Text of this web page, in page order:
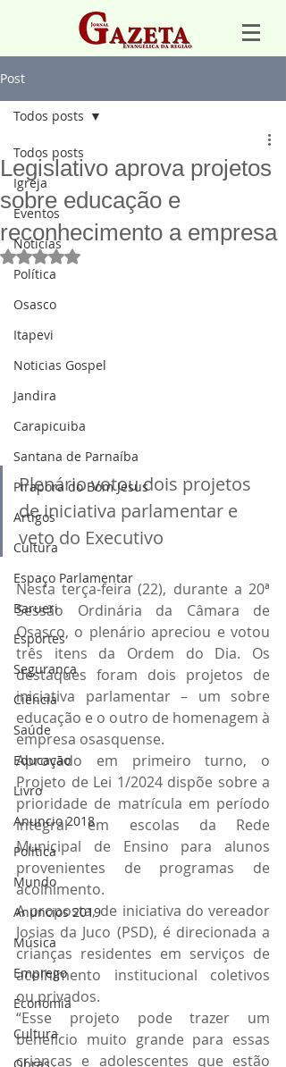
Post
Todos posts
Igreja
Eventos
Notícias
Política
Osasco
Itapevi
Noticias Gospel
Jandira
Carapicuiba
Santana de Parnaíba
Pirapora do Bom Jesus
Artigos
Cultura
Espaço Parlamentar
Barueri
Esportes
Segurança
Ciência
Saúde
Educação
Livro
Anuncio 2018
Politica
Mundo
Anuncios 2019
Música
Emprego
Economia
Cultura
Todos posts
Legislativo aprova projetos
sobre educação e
reconhecimento a empresa
Avaliado com NaN de 5 estrelas.
Plenário votou dois projetos
de iniciativa parlamentar e
veto do Executivo
Nesta terça-feira (22), durante a 20ª
Sessão Ordinária da Câmara de
Osasco, o plenário apreciou e votou
três itens da Ordem do Dia. Os
destaques foram dois projetos de
iniciativa parlamentar – um sobre
educação e o outro de homenagem à
empresa osasquense.
Aprovado em primeiro turno, o
Projeto de Lei 1/2024 dispõe sobre a
prioridade de matrícula em período
integral em escolas da Rede
Municipal de Ensino para alunos
provenientes de programas de
acolhimento.
A proposta, de iniciativa do vereador
Josias da Juco (PSD), é direcionada a
crianças residentes em serviços de
acolhimento institucional coletivos
ou privados.
“Esse projeto pode trazer um
benefício muito grande para essas
crianças e adolescentes que estão